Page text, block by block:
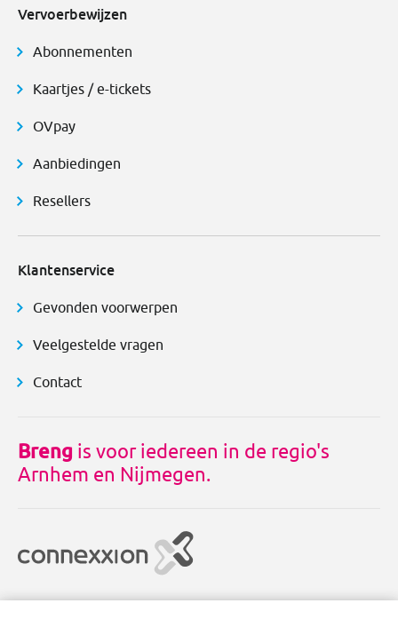
Vervoerbewijzen
Abonnementen
Kaartjes / e-tickets
OVpay
Aanbiedingen
Resellers
Klantenservice
Gevonden voorwerpen
Veelgestelde vragen
Contact
Breng is voor iedereen in de regio's
Arnhem en Nijmegen.